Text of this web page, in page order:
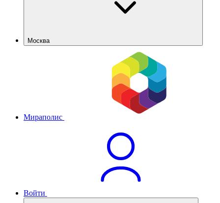
Москва
Мираполис
Войти